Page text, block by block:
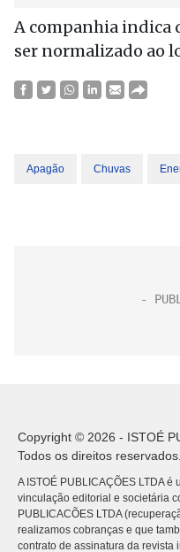
A companhia indica
ser normalizado ao
Apagão Chuvas
Copyright © 2026 - ISTOÉ
Todos os direitos reservados.
A ISTOÉ PUBLICAÇÕES LTDA
vinculação editorial e societária
PUBLICACÕES LTDA
realizamos cobranças e que
contrato de assinatura da revista